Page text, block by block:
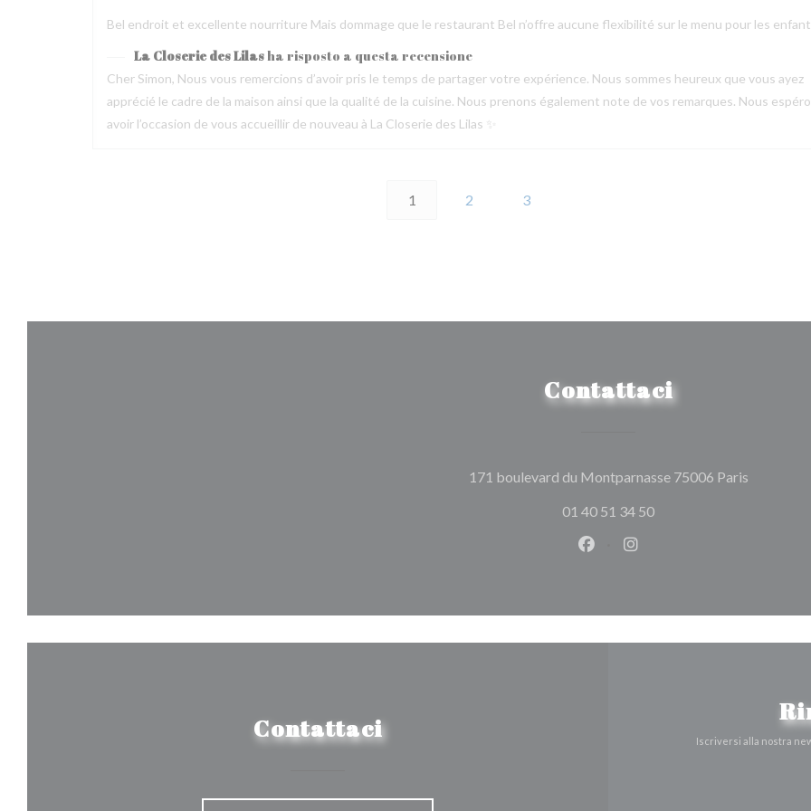
Bel endroit et excellente nourriture Mais dommage que le restaurant Bel n’offre aucune flexibilité sur le menu pour les
La Closerie des Lilasha risposto a questa recensione
Cher Simon, Nous vous remercions d’avoir pris le temps de partager votre expérience. Nous sommes heureux que vous ayez
apprécié le cadre de la maison ainsi que la qualité de la cuisine. Nous prenons également note de vos remarques. Nous
avoir l’occasion de vous accueillir de nouveau à La Closerie des Lilas ✨
1 2 3
Contattaci
171 boulevard du Montparnasse 75006 Paris((apre una
01 40 51 34 50
Facebook ((apre una nuova
Instagram ((apre una
Contattaci
Iscriversi alla nostra